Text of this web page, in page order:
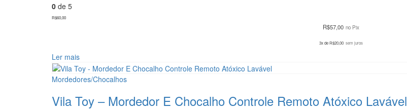
0 de 5
R$60,00
R$57,00 no Pix
3x deR$20,00 sem juros
Ler mais
Mordedores/Chocalhos
Vila Toy – Mordedor E Chocalho Controle Remoto Atóxico Lavável